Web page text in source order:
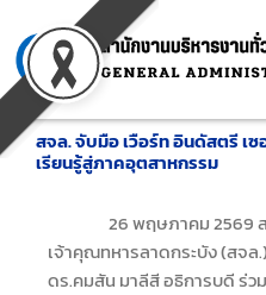
content
สจล. จับมือ เวือร์ท อินดัสตรี เซ
เรียนรู้สู่ภาคอุตสาหกรรม
26 พฤษภาคม 2569 สถา
เจ้าคุณทหารลาดกระบัง (สจล
ดร.คมสัน มาลีสี อธิการบดีร่ว